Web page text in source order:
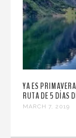
YA ES
RUTA DE 5 DÍAS
MARCH 7, 2019